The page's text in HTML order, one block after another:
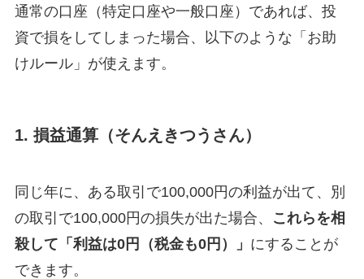
通常の口座（特定口座や一般口座）であれば、投
資で損をしてしまった場合、以下のような「お助
けルール」が使えます。
1. 損益通算（そんえきつうさん）
同じ年に、ある取引で100,000円の利益が出て、別
の取引で100,000円の損失が出た場合、
これらを相
殺して「利益は0円（税金も0円）」 にすることが
できます。